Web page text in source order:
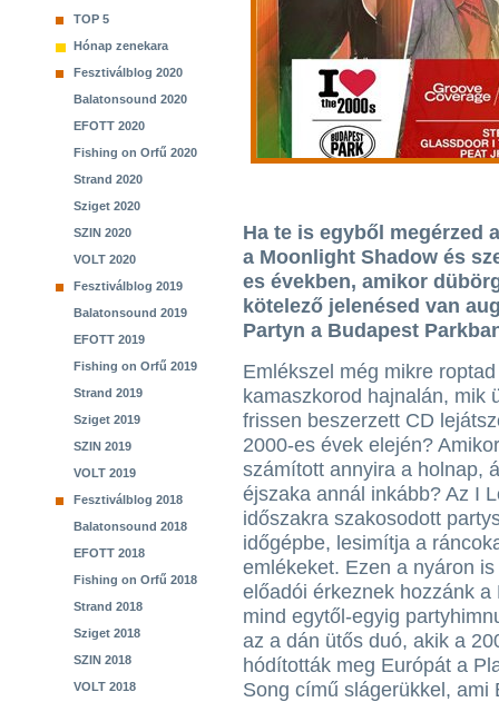
TOP 5
Hónap zenekara
Fesztiválblog 2020
Balatonsound 2020
EFOTT 2020
Fishing on Orfű 2020
Strand 2020
Sziget 2020
SZIN 2020
VOLT 2020
Fesztiválblog 2019
Balatonsound 2019
EFOTT 2019
Fishing on Orfű 2019
Strand 2019
Sziget 2019
SZIN 2019
VOLT 2019
Fesztiválblog 2018
Balatonsound 2018
EFOTT 2018
Fishing on Orfű 2018
Strand 2018
Sziget 2018
SZIN 2018
VOLT 2018
Ha te is egyből megérzed
a Moonlight Shadow és
es években, amikor
kötelező jelenésed van
Partyn a Budapest
Emlékszel még mikre roptad
kamaszkorod hajnalán, mik
frissen beszerzett CD
2000-es évek elején?
számított annyira a holnap,
éjszaka annál inkább? Az I
időszakra szakosodott
időgépbe, lesimítja a
emlékeket. Ezen a nyáron
előadói érkeznek hozzánk
mind egytől-egyig
az a dán ütős duó, akik a
hódították meg Európát a
Song című slágerükkel, ami